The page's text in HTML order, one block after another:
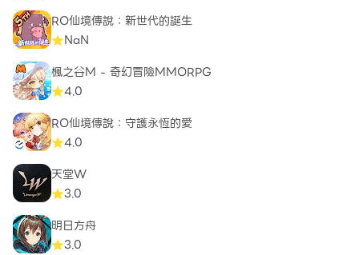
RO仙境傳說：新世代的誕生
NaN
楓之谷M - 奇幻冒險MMORPG
4.0
RO仙境傳說：守護永恆的愛
4.0
天堂W
3.0
明日方舟
3.0